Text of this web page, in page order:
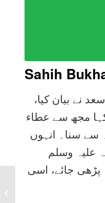
Sahih
نے بیان کیا،
مجھ سے عطاء
سے سنا۔ انہوں
علیہ وسلم
پڑھی جائے، اسی